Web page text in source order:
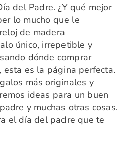
del Padre. ¿Y qué mejor
lo mucho que le
de madera
único, irrepetible y
dónde comprar
es la página perfecta.
más originales y
ideas para un buen
y muchas otras cosas.
el día del padre que te